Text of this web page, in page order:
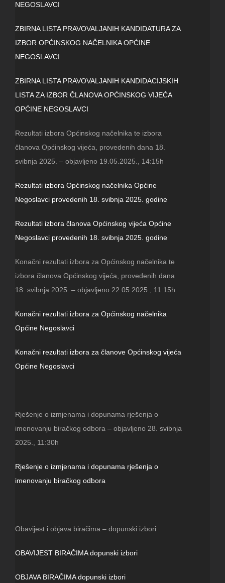
NEGOSLAVCI
ZBIRNA LISTA PRAVOVALJANIH KANDIDATURA ZA
IZBOR OPĆINSKOG NAČELNIKA OPĆINE
NEGOSLAVCI
ZBIRNA LISTA PRAVOVALJANIH KANDIDACIJSKIH
LISTA ZA IZBOR ČLANOVA OPĆINSKOG VIJEĆA
OPĆINE NEGOSLAVCI
Rezultati izbora Općinskog načelnika te izbora
članova Općinskog vijeća, provedenih dana 18.
svibnja 2025. – objavljeno 19.05.2025., 14:15h
Rezultati izbora Općinskog načelnika Općine
Negoslavci provedenih 18. svibnja 2025. godine
Rezultati izbora članova Općinskog vijeća Općine
Negoslavci provedenih 18. svibnja 2025. godine
Konačni rezultati izbora za Općinskog načelnika te
izbora članova Općinskog vijeća, provedenih dana
18. svibnja 2025. – objavljeno 22.05.2025., 11:15h
Konačni rezultati izbora za Općinskog načelnika
Općine Negoslavci
Konačni rezultati izbora za članove Općinskog vijeća
Općine Negoslavci
Rješenje o izmjenama i dopunama rješenja o
imenovanju biračkog odbora – objavljeno 28. svibnja
2025., 11:30h
Rješenje o izmjenama i dopunama rješenja o
imenovanju biračkog odbora
Obavijest i objava biračima – dopunski izbori
OBAVIJEST BIRAČIMA dopunski izbori
OBJAVA BIRAČIMA dopunski izbori